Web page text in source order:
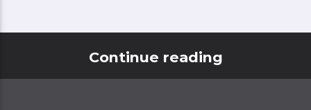
Continue reading